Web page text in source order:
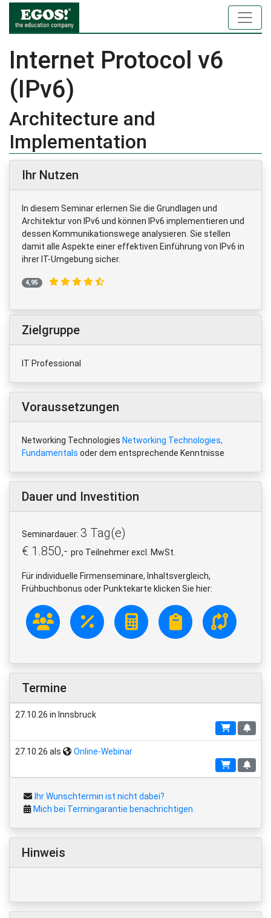
Internet Protocol v6
(IPv6)
Architecture and
Implementation
Ihr Nutzen
In diesem Seminar erlernen Sie die Grundlagen und
Architektur von IPv6 und können IPv6 implementieren und
dessen Kommunikationswege analysieren. Sie stellen
damit alle Aspekte einer effektiven Einführung von IPv6 in
ihrer IT-Umgebung sicher.
4,95
Zielgruppe
IT Professional
Voraussetzungen
Networking Technologies Networking Technologies,
Fundamentals oder dem entsprechende Kenntnisse
Dauer und Investition
Seminardauer: 3 Tag(e)
€ 1.850,- pro Teilnehmer excl. MwSt.
Für individuelle Firmenseminare, Inhaltsvergleich,
Frühbuchbonus oder Punktekarte klicken Sie hier:
Termine
27.10.26 in Innsbruck
27.10.26 als Online-Webinar
Ihr Wunschtermin ist nicht dabei?
Mich bei Termingarantie benachrichtigen.
Hinweis